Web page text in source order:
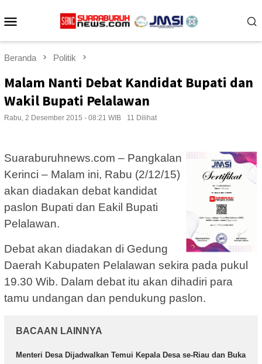
ke
Beranda Politik
Malam Nanti Debat Kandidat Bupati dan
Wakil Bupati Pelalawan
Rabu, 2 Desember 2015 - 08:21 WIB 11 Dilihat
Suaraburuhnews.com – Pangkalan
Kerinci – Malam ini, Rabu (2/12/15)
akan diadakan debat kandidat
paslon Bupati dan Eakil Bupati
Pelalawan.
Debat akan diadakan di Gedung
Daerah Kabupaten Pelalawan sekira pada pukul
19.30 Wib. Dalam debat itu akan dihadiri para
tamu undangan dan pendukung paslon.
BACAAN LAINNYA
Menteri Desa Dijadwalkan Temui Kepala Desa se-Riau dan Buka